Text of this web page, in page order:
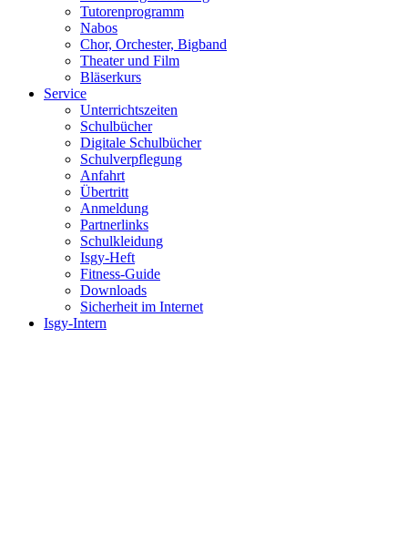
Tutorenprogramm
Nabos
Chor, Orchester, Bigband
Theater und Film
Bläserkurs
Service
Unterrichtszeiten
Schulbücher
Digitale Schulbücher
Schulverpflegung
Anfahrt
Übertritt
Anmeldung
Partnerlinks
Schulkleidung
Isgy-Heft
Fitness-Guide
Downloads
Sicherheit im Internet
Isgy-Intern